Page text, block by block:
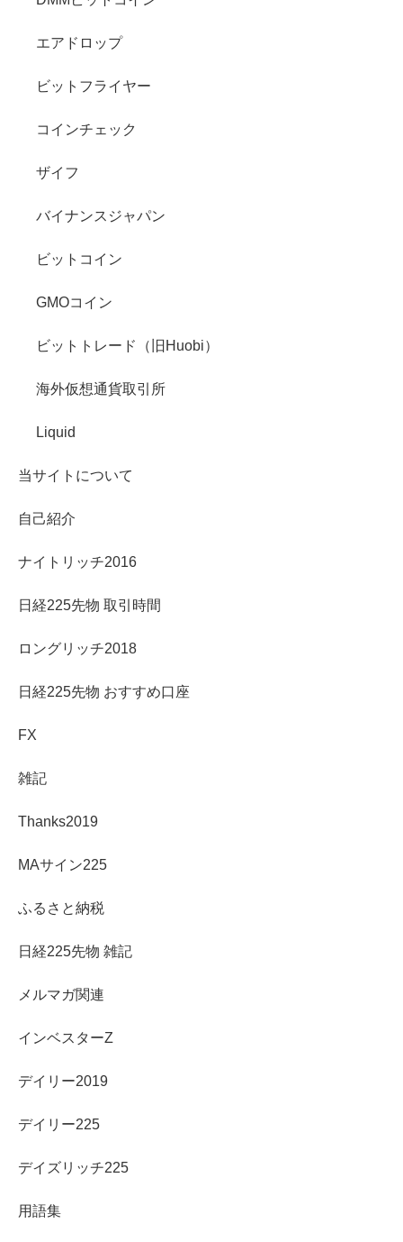
エアドロップ
ビットフライヤー
コインチェック
ザイフ
バイナンスジャパン
ビットコイン
GMOコイン
ビットトレード（旧Huobi）
海外仮想通貨取引所
Liquid
当サイトについて
自己紹介
ナイトリッチ2016
日経225先物 取引時間
ロングリッチ2018
日経225先物 おすすめ口座
FX
雑記
Thanks2019
MAサイン225
ふるさと納税
日経225先物 雑記
メルマガ関連
インベスターZ
デイリー2019
デイリー225
デイズリッチ225
用語集